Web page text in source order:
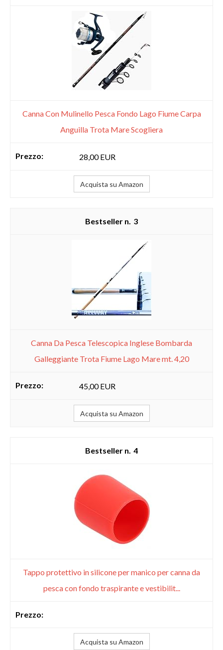
Canna Con Mulinello Pesca Fondo Lago Fiume Carpa
Anguilla Trota Mare Scogliera
28,00 EUR
Acquista su Amazon
3
Canna Da Pesca Telescopica Inglese Bombarda
Galleggiante Trota Fiume Lago Mare mt. 4,20
45,00 EUR
Acquista su Amazon
4
Tappo protettivo in silicone per manico per canna da
pesca con fondo traspirante e vestibilit...
Acquista su Amazon